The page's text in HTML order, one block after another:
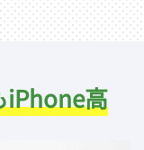
iPhone高